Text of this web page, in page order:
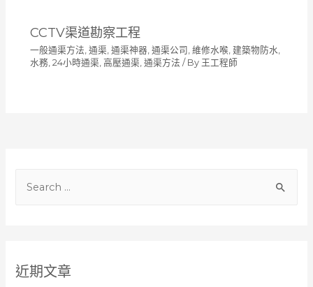
h
近期文章
CCTV渠道勘察工程
一般通渠方法 通渠, 通渠神器, 通渠公司, 維修水喉, 建築物防水,
水務, 24小時通渠, 高壓通渠 通渠方法 / By 王工程師